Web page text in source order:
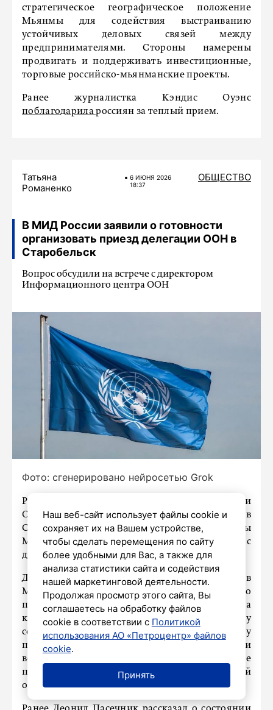
стратегическое географическое положение
Мьянмы для содействия выстраиванию
устойчивых деловых связей между
предпринимателями. Стороны намерены
продвигать и поддерживать инвестиционные,
торговые российско-мьянманские проекты.
Ранее журналистка Кэндис Оуэнс
поблагодарилароссиян за теплый прием.
Татьяна
Романенко
6 ИЮНЯ 2026
18:37
ОБЩЕСТВО
В МИД России заявили о готовности
организовать приезд делегации ООН в
Старобельск
Вопрос обсудили на встрече с директором
Информационного центра ООН
Фото: сгенерировано нейросетью Grok
Россия готова организовать приезд делегации
Организации Объединенных Наций в
Старобельск. Об этом заявил заместитель главы
МИД России Александр Алимов на встрече с
директором Информационного центра ООН.
Директор Информационного центра ООН в
Москве Владимир Кузнецов сообщил, что
передаст материалы с места атаки ВСУ на
колледж в Старобельске генеральному
секретарю ООН, его специальному
представителю по вопросам детей и
вооружённого конфликта, а также
профильным структурам всемирной
организации.
Наш веб-сайт использует файлы cookie и
сохраняет их на Вашем устройстве,
чтобы сделать перемещения по сайту
более удобными для Вас, а также для
анализа статистики сайта и содействия
нашей маркетинговой деятельности.
Продолжая просмотр этого сайта, Вы
соглашаетесь на обработку файлов
cookie в соответствии с Политикой
использования АО «Петроцентр» файлов
cookie.
Принять